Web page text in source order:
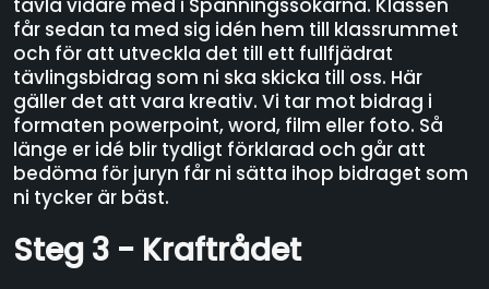
får sedan ta med sig idén hem till klassrummet
och för att utveckla det till ett fullfjädrat
tävlingsbidrag som ni ska skicka till oss. Här
gäller det att vara kreativ. Vi tar mot bidrag i
formaten powerpoint, word, film eller foto. Så
länge er idé blir tydligt förklarad och går att
bedöma för juryn får ni sätta ihop bidraget som
ni tycker är bäst.
Steg 3 - Kraftrådet